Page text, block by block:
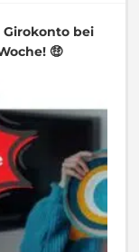
Girokonto bei
🤑